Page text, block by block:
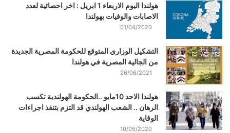
هولندا اليوم الاربعاء 1 ابريل : اخر احصائية لعدد
الاصابات والوفيات بهولندا
01/04/2020
التشكيل الوزاري المتوقع للحكومة المصرية الجديدة
من الجالية المصرية في هولندا
26/06/2021
هولندا الاحد 10مايو ..الحكومة الهولندية تكسب
الرهان .. الشعب الهولندي قد التزم بتنفذ اجراءات
الوقاية
10/05/2020